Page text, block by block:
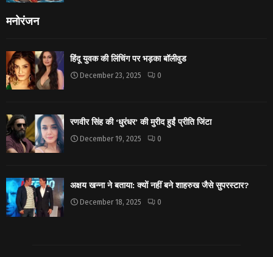
मनोरंजन
हिंदू युवक की लिंचिंग पर भड़का बॉलीवुड
December 23, 2025 0
रणवीर सिंह की ‘धुरंधर’ की मुरीद हुईं प्रीति जिंटा
December 19, 2025 0
अक्षय खन्ना ने बताया: क्यों नहीं बने शाहरुख जैसे सुपरस्टार?
December 18, 2025 0